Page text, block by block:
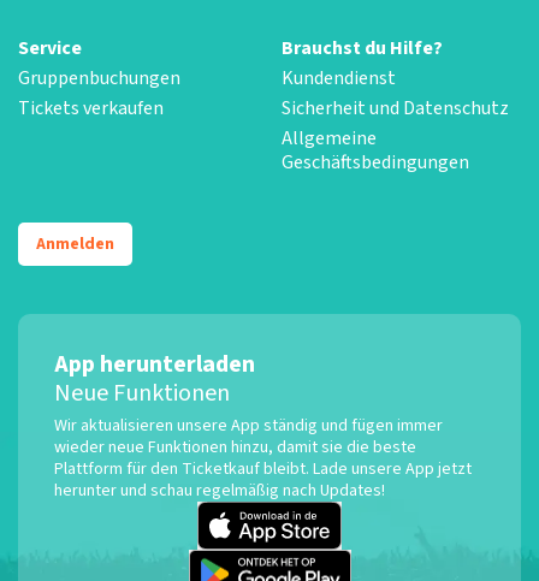
Service
Gruppenbuchungen
Tickets verkaufen
Brauchst du Hilfe?
Kundendienst
Sicherheit und Datenschutz
Allgemeine
Geschäftsbedingungen
Anmelden
App herunterladen
Neue Funktionen
Wir aktualisieren unsere App ständig und fügen immer
wieder neue Funktionen hinzu, damit sie die beste
Plattform für den Ticketkauf bleibt. Lade unsere App jetzt
herunter und schau regelmäßig nach Updates!